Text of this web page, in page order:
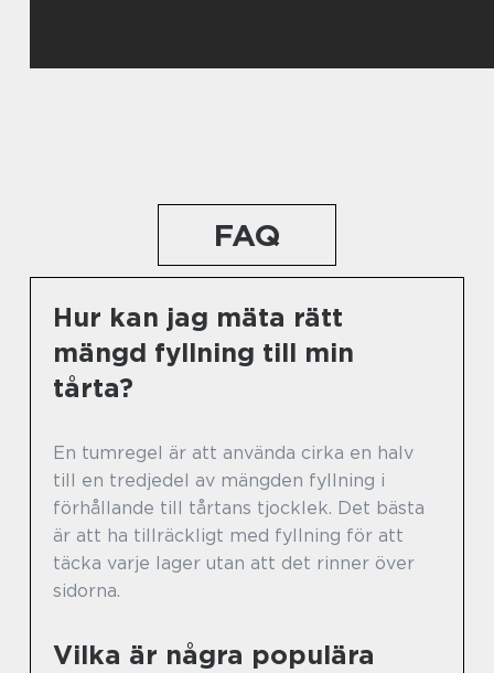
FAQ
Hur kan jag mäta rätt
mängd fyllning till min
tårta?
En tumregel är att använda cirka en halv
till en tredjedel av mängden fyllning i
förhållande till tårtans tjocklek. Det bästa
är att ha tillräckligt med fyllning för att
täcka varje lager utan att det rinner över
sidorna.
Vilka är några populära